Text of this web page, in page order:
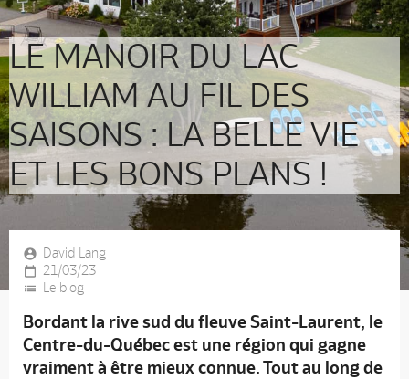
LE MANOIR DU LAC
WILLIAM AU FIL DES
SAISONS : LA BELLE VIE
ET LES BONS PLANS !
David Lang
21/03/23
Le blog
Bordant la rive sud du fleuve Saint-Laurent, le
Centre-du-Québec est une région qui gagne
vraiment à être mieux connue. Tout au long de